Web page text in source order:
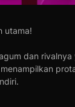
utama!
dan